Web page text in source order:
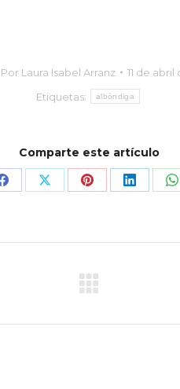
Por Laura Isabel Arranz 11 de abril
Etiquetas:
albóndiga
Comparte este artículo
CompartirCompartirCompartir